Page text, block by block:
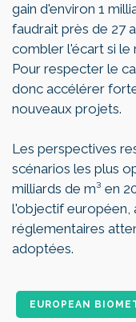
gain d'environ 1
faudrait près de 27
combler l'écart si le
Pour respecter le
donc accélérer
nouveaux projets.
Les perspectives
scénarios les plus
milliards de m³ en
l'objectif européen,
réglementaires
adoptées.
EUROPEAN